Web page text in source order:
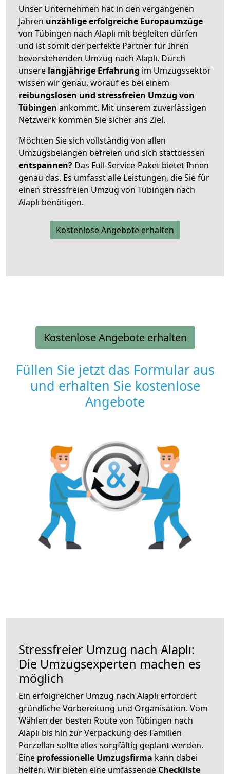
Unser Unternehmen hat in den vergangenen
Jahren unzählige erfolgreiche Europaumzüge
von Tübingen nach Alaplı mit begleiten dürfen
und ist somit der perfekte Partner für Ihren
bevorstehenden Umzug nach Alaplı. Durch
unsere langjährige Erfahrung im Umzugssektor
wissen wir genau, worauf es bei einem
reibungslosen und stressfreien Umzug von
Tübingen ankommt. Mit unserem zuverlässigen
Netzwerk kommen Sie sicher ans Ziel.
Möchten Sie sich vollständig von allen
Umzugsbelangen befreien und sich stattdessen
entspannen? Das Full-Service-Paket bietet Ihnen
genau das. Es umfasst alle Leistungen, die Sie für
einen stressfreien Umzug von Tübingen nach
Alaplı benötigen.
Kostenlose Angebote erhalten
Kostenlose Angebote erhalten
Füllen Sie jetzt das Formular aus
und erhalten Sie kostenlose
Angebote
Stressfreier Umzug nach Alaplı:
Die Umzugsexperten machen es
möglich
Ein erfolgreicher Umzug nach Alaplı erfordert
gründliche Vorbereitung und Organisation. Vom
Wählen der besten Route von Tübingen nach
Alaplı bis hin zur Verpackung des Familien
Porzellan sollte alles sorgfältig geplant werden.
Eine professionelle Umzugsfirma kann dabei
helfen. Wir bieten eine umfassende Checkliste